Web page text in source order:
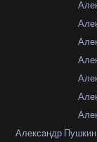
Александр